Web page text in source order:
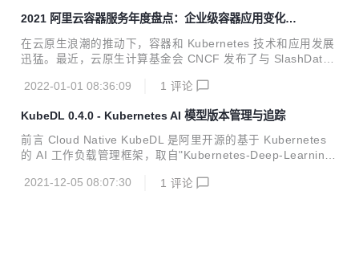
靠的企业级生产系统，提高企业面对容灾、容错、容量等问题
的稳态系统建设能力。 1 月 11 日，在上海的云原生实战峰会
上，阿里云智能研究员丁宇发布了“应用多活技术白皮书”，同
云对外开源“应用多活”中间件：AppActiv...
2021 阿里云容器服务年度盘点：企业级容器应用变化和
技术趋势观察
在云原生浪潮的推动下，容器和 Kubernetes 技术和应用发展
迅猛。最近，云原生计算基金会 CNCF 发布了与 SlashData
“Kubernetes 在过去的 12 个月取得了令人瞩目的增长——今
拥有 500 多名员工的大型组织而言，Kubernetes 和容器的采
用率猛增，这意味着 Kubernetes 已经完全满足企业的需求。
很多时候，开发人员甚至在没有意识到 Kubernetes 的情况下
就在使用它。” 云原生已经成为数字经济技术的创新基石，与
此同时，容器...
2022-01-01 08:36:09 1 评论
KubeDL 0.4.0 - Kubernetes AI 模型版本管理与追踪
前言 Cloud Native KubeDL 是阿里开源的基于 Kubernetes
的 AI 工作负载管理框架，取自"Kubernetes-Deep-Learnin
作业调度与管理的经验反哺社区。目前 KubeDL 已经进入 CN
2021-12-05 08:07:30 1 评论